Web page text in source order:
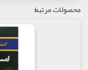
محصولات مرتبط